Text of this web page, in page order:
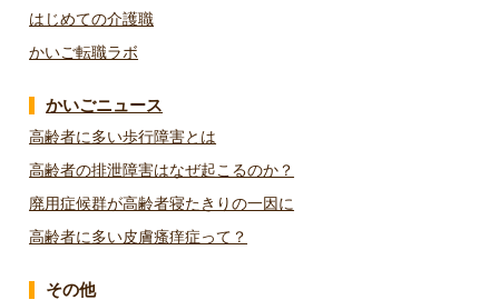
はじめての介護職
かいご転職ラボ
かいごニュース
高齢者に多い歩行障害とは
高齢者の排泄障害はなぜ起こるのか？
廃用症候群が高齢者寝たきりの一因に
高齢者に多い皮膚瘙痒症って？
その他